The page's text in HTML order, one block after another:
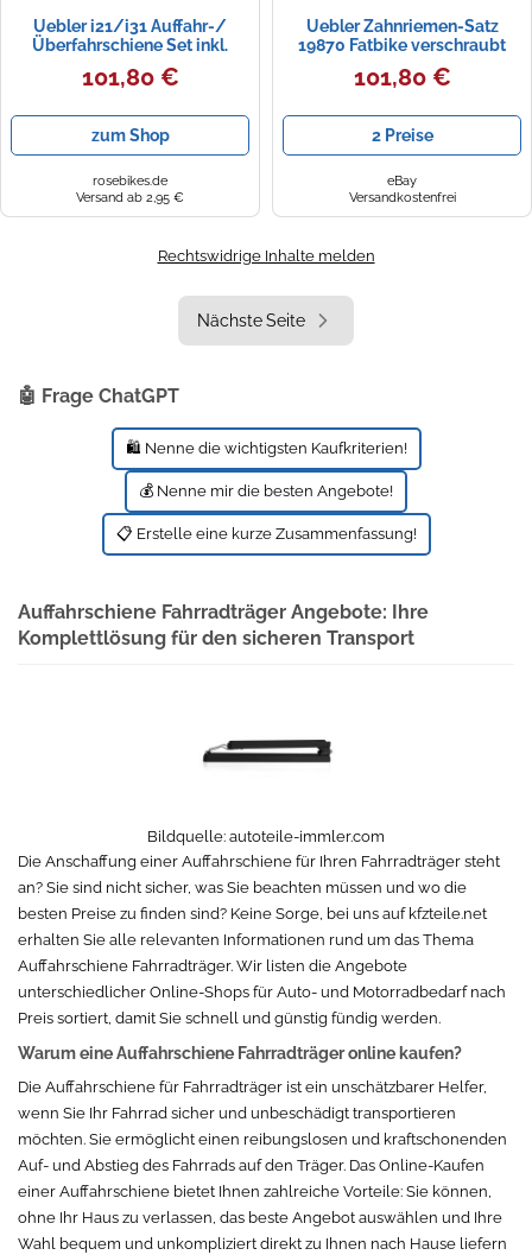
Uebler i21/i31 Auffahr-/
Überfahrschiene Set inkl.
Transporttasche Erwachsene
Standard
101,80 €
zum Shop
rosebikes.de
Versand ab 2,95 €
Uebler Zahnriemen-Satz
19870 Fatbike verschraubt
460 mm Erwachsene
Standard
101,80 €
2 Preise
eBay
Versandkostenfrei
Rechtswidrige Inhalte melden
Nächste Seite
🤖 Frage ChatGPT
🛍️ Nenne die wichtigsten Kaufkriterien!
💰 Nenne mir die besten Angebote!
📋 Erstelle eine kurze Zusammenfassung!
Auffahrschiene Fahrradträger Angebote: Ihre
Komplettlösung für den sicheren Transport
Bildquelle: autoteile-immler.com
Die Anschaffung einer Auffahrschiene für Ihren Fahrradträger steht
an? Sie sind nicht sicher, was Sie beachten müssen und wo die
besten Preise zu finden sind? Keine Sorge, bei uns auf kfzteile.net
erhalten Sie alle relevanten Informationen rund um das Thema
Auffahrschiene Fahrradträger. Wir listen die Angebote
unterschiedlicher Online-Shops für Auto- und Motorradbedarf nach
Preis sortiert, damit Sie schnell und günstig fündig werden.
Warum eine Auffahrschiene Fahrradträger online kaufen?
Die Auffahrschiene für Fahrradträger ist ein unschätzbarer Helfer,
wenn Sie Ihr Fahrrad sicher und unbeschädigt transportieren
möchten. Sie ermöglicht einen reibungslosen und kraftschonenden
Auf- und Abstieg des Fahrrads auf den Träger. Das Online-Kaufen
einer Auffahrschiene bietet Ihnen zahlreiche Vorteile: Sie können,
ohne Ihr Haus zu verlassen, das beste Angebot auswählen und Ihre
Wahl bequem und unkompliziert direkt zu Ihnen nach Hause liefern